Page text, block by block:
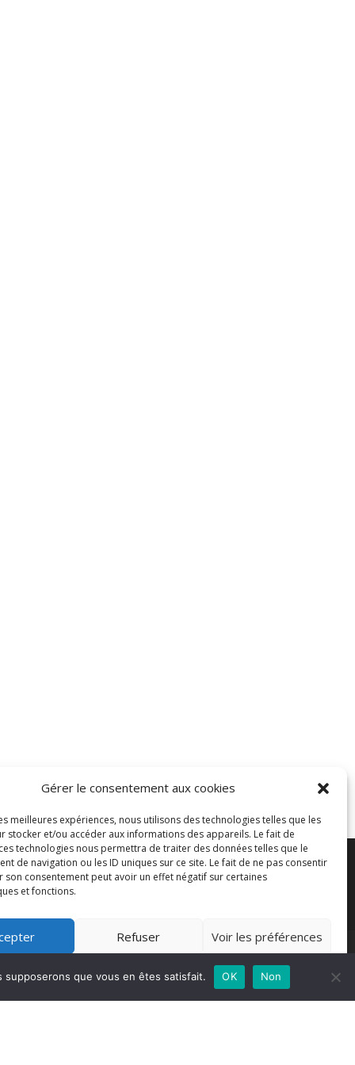
Gérer le consentement aux cookies
meilleures expériences, nous utilisons des technologies telles que les
stocker et/ou accéder aux informations des appareils. Le fait de
technologies nous permettra de traiter des données telles que le
de navigation ou les ID uniques sur ce site. Le fait de ne pas consentir
son consentement peut avoir un effet négatif sur certaines
et fonctions.
Refuser Voir les préférences
Politique de cookies
que vous en êtes satisfait. OK Non